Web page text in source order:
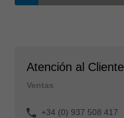
Atención al Cliente
Ventas
+34 (0) 937 508 417